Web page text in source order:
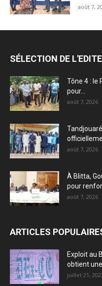
août 7,
SÉLECTION DE
Tône 4 : le
pour...
août 7, 2026
août 7, 2026
À Blitta,
pour
août 7, 2026
ARTICLES
Exploit au
obtient
juillet 21,